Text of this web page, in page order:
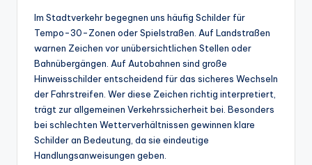
Im Stadtverkehr begegnen uns häufig Schilder für
Tempo-30-Zonen oder Spielstraßen. Auf Landstraßen
warnen Zeichen vor unübersichtlichen Stellen oder
Bahnübergängen. Auf Autobahnen sind große
Hinweisschilder entscheidend für das sicheres Wechseln
der Fahrstreifen. Wer diese Zeichen richtig interpretiert,
trägt zur allgemeinen Verkehrssicherheit bei. Besonders
bei schlechten Wetterverhältnissen gewinnen klare
Schilder an Bedeutung, da sie eindeutige
Handlungsanweisungen geben.